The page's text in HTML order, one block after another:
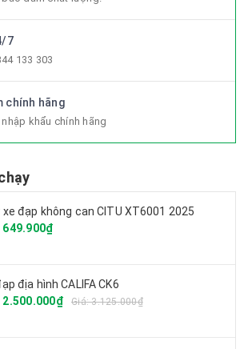
7
133 303
chính hãng
khẩu chính hãng
xe đạp không can CITU XT6001 2025
649.900₫
địa hình CALIFA CK6
2.500.000₫
Giá: 3.125.000₫